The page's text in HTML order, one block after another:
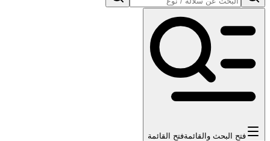
فتح البحث والقائمةفتح القائمة